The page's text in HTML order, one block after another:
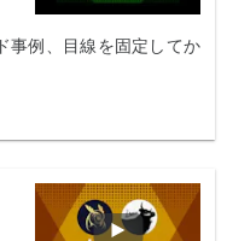
例、目線を固定してか